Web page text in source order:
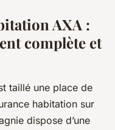
AXA :
complète et
taillé une place de
habitation sur
dispose d’une